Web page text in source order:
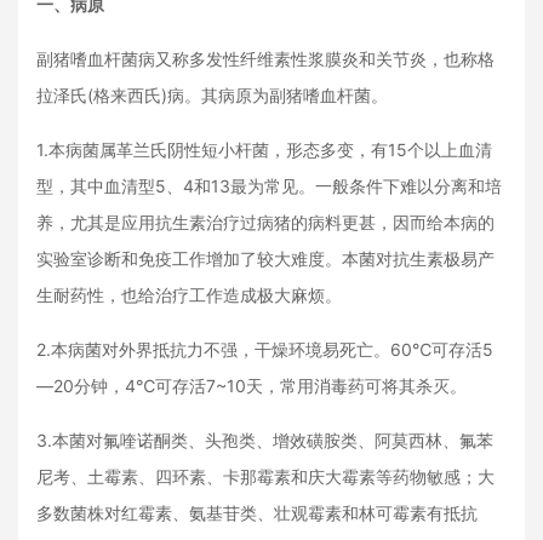
一、病原
副猪嗜血杆菌病又称多发性纤维素性浆膜炎和关节炎，也称格
拉泽氏(格来西氏)病。其病原为副猪嗜血杆菌。
1.本病菌属革兰氏阴性短小杆菌，形态多变，有15个以上血清
型，其中血清型5、4和13最为常见。 一般条件下难以分离和培
养，尤其是应用抗生素治疗过病猪的病料更甚，因而给本病的
实验室诊断和免疫工作增加了较大难度。本菌对抗生素极易产
生耐药性，也给治疗工作造成极大麻烦。
2.本病菌对外界抵抗力不强，干燥环境易死亡。 60℃可存活5
—20分钟，4℃可存活7~10天，常用消毒药可将其杀灭。
3.本菌对氟喹诺酮类、头孢类、增效磺胺类、阿莫西林、氟苯
尼考、土霉素、四环素、卡那霉素和庆大霉素等药物敏感； 大
多数菌株对红霉素、氨基苷类、壮观霉素和林可霉素有抵抗